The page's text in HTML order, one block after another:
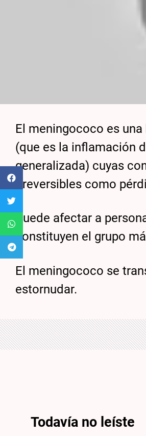
El meningococo es
(que es la inflamación
generalizada) cuyas
irreversibles como
Puede afectar a
constituyen el grupo
El meningococo se
estornudar.
Todavía no leíste